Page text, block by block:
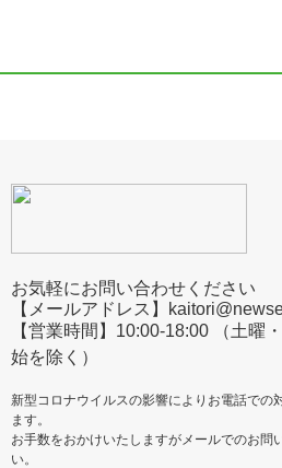
お気軽にお問い合わせください
【メールアドレス】
【営業時間】10:00-18:00 （土曜
始を除く）
新型コロナウイルスの影響によりお電話での
ます。
お手数をおかけいたしますがメールでのお問
い。